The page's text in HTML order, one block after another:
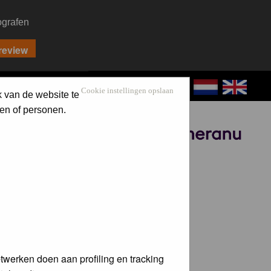
Cookie instellingen opslaan
van de website te
of personen.
doen aan profiling en tracking